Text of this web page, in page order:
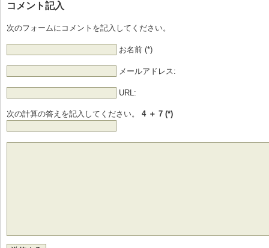
コメント記入
次のフォームにコメントを記入してください。
お名前 (*)
メールアドレス:
URL:
次の計算の答えを記入してください。 4 ＋ 7 (*)